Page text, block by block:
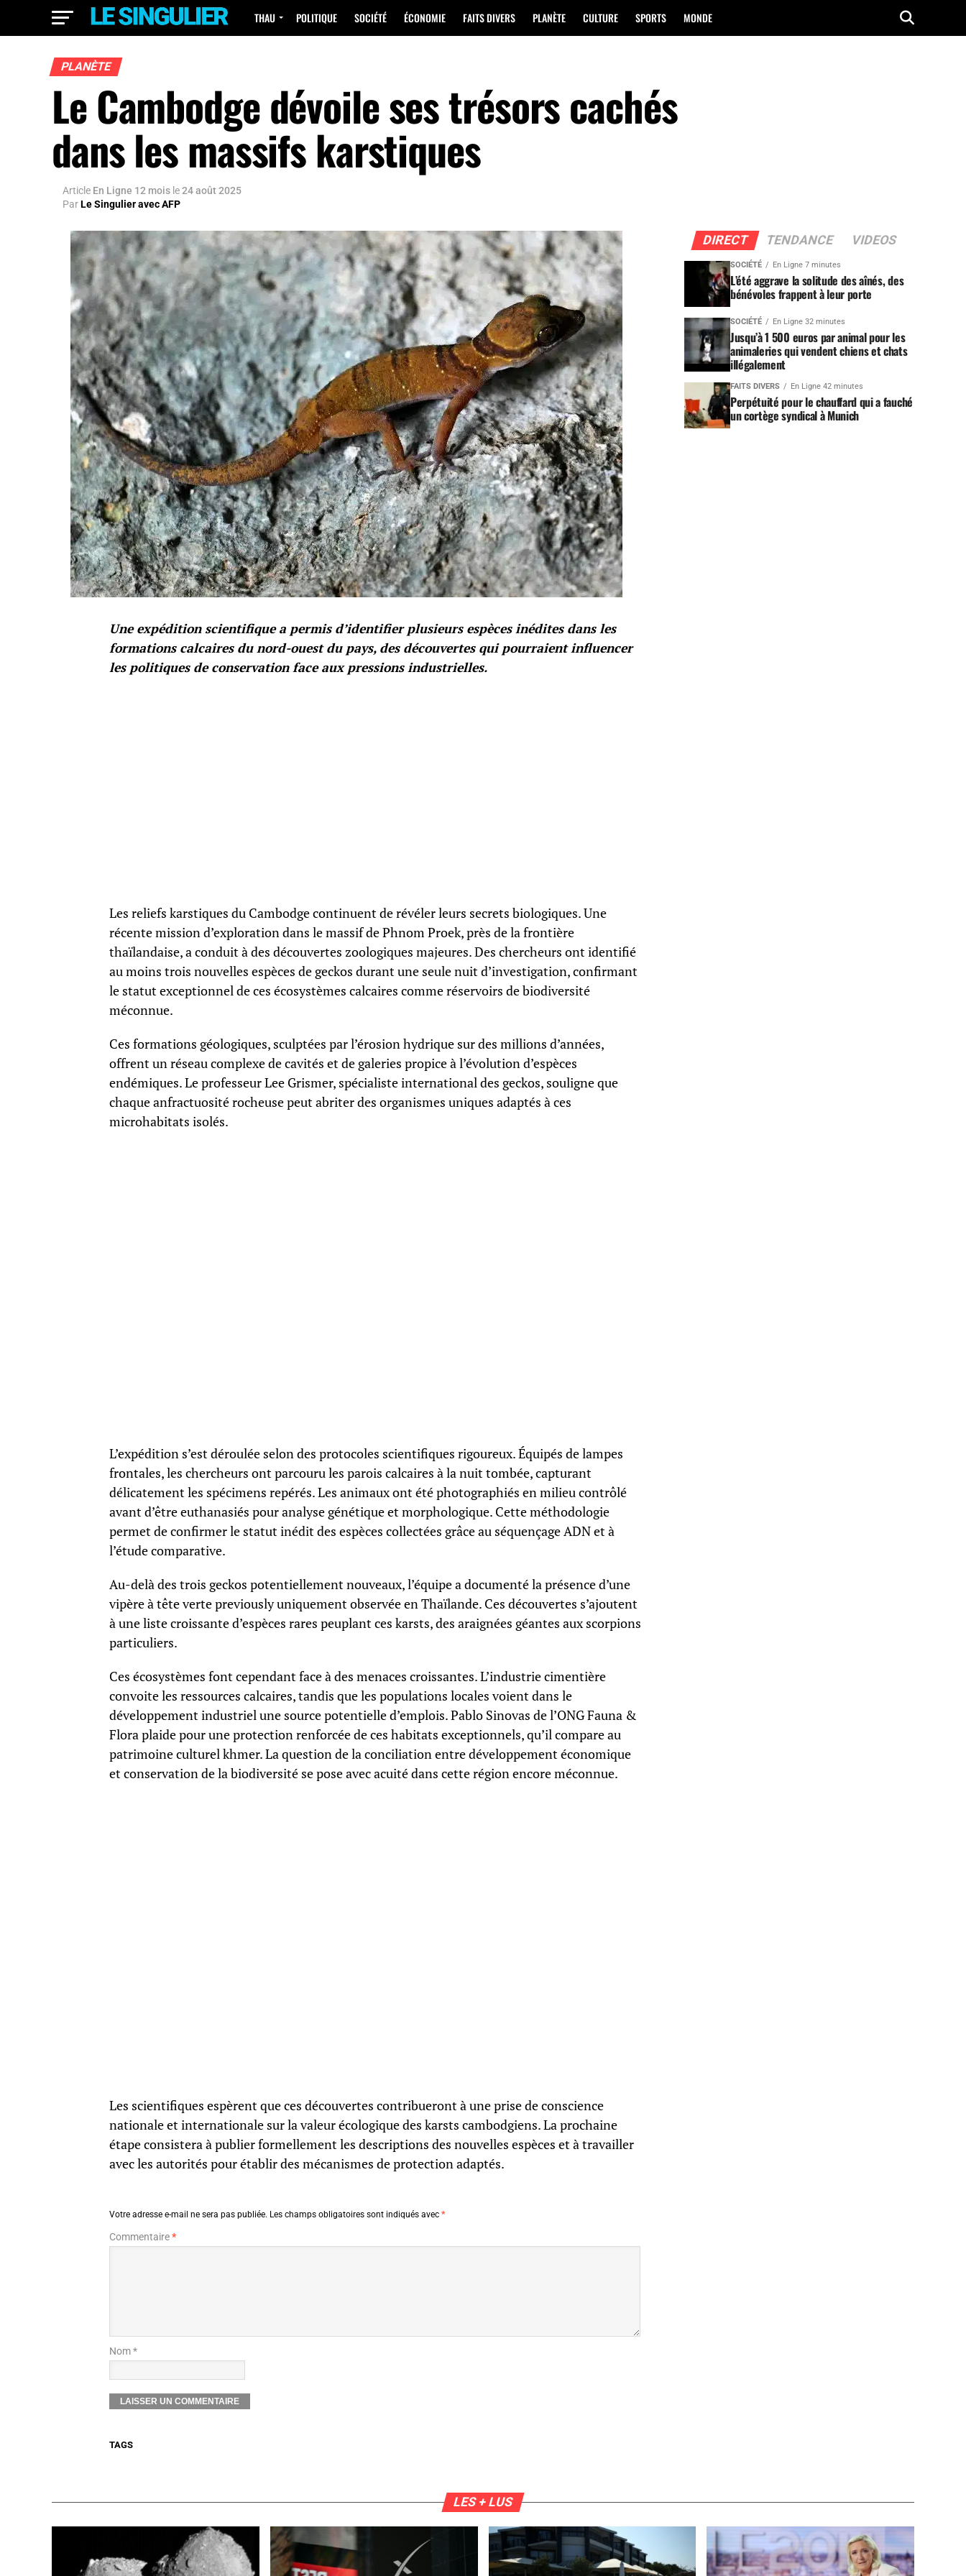
THAU POLITIQUE SOCIÉTÉ ÉCONOMIE FAITS DIVERS PLANÈTE CULTURE SPORTS MONDE
PLANÈTE
Le Cambodge dévoile ses trésors cachés
dans les massifs karstiques
Article En Ligne 12 mois le24 août 2025
ParLe Singulier avec AFP
Une expédition scientifique a permis d’identifier plusieurs espèces inédites dans les
formations calcaires du nord-ouest du pays, des découvertes qui pourraient influencer
les politiques de conservation face aux pressions industrielles.
Les reliefs karstiques du Cambodge continuent de révéler leurs secrets biologiques. Une
récente mission d’exploration dans le massif de Phnom Proek, près de la frontière
thaïlandaise, a conduit à des découvertes zoologiques majeures. Des chercheurs ont identifié
au moins trois nouvelles espèces de geckos durant une seule nuit d’investigation, confirmant
le statut exceptionnel de ces écosystèmes calcaires comme réservoirs de biodiversité
méconnue.
Ces formations géologiques, sculptées par l’érosion hydrique sur des millions d’années,
offrent un réseau complexe de cavités et de galeries propice à l’évolution d’espèces
endémiques. Le professeur Lee Grismer, spécialiste international des geckos, souligne que
chaque anfractuosité rocheuse peut abriter des organismes uniques adaptés à ces
microhabitats isolés.
L’expédition s’est déroulée selon des protocoles scientifiques rigoureux. Équipés de lampes
frontales, les chercheurs ont parcouru les parois calcaires à la nuit tombée, capturant
délicatement les spécimens repérés. Les animaux ont été photographiés en milieu contrôlé
avant d’être euthanasiés pour analyse génétique et morphologique. Cette méthodologie
permet de confirmer le statut inédit des espèces collectées grâce au séquençage ADN et à
l’étude comparative.
Au-delà des trois geckos potentiellement nouveaux, l’équipe a documenté la présence d’une
vipère à tête verte previously uniquement observée en Thaïlande. Ces découvertes s’ajoutent
à une liste croissante d’espèces rares peuplant ces karsts, des araignées géantes aux scorpions
particuliers.
Ces écosystèmes font cependant face à des menaces croissantes. L’industrie cimentière
convoite les ressources calcaires, tandis que les populations locales voient dans le
développement industriel une source potentielle d’emplois. Pablo Sinovas de l’ONG Fauna &
Flora plaide pour une protection renforcée de ces habitats exceptionnels, qu’il compare au
patrimoine culturel khmer. La question de la conciliation entre développement économique
et conservation de la biodiversité se pose avec acuité dans cette région encore méconnue.
Les scientifiques espèrent que ces découvertes contribueront à une prise de conscience
nationale et internationale sur la valeur écologique des karsts cambodgiens. La prochaine
étape consistera à publier formellement les descriptions des nouvelles espèces et à travailler
avec les autorités pour établir des mécanismes de protection adaptés.
Votre adresse e-mail ne sera pas publiée. Les champs obligatoires sont indiqués avec *
Commentaire*
Nom *
TAGS
DIRECT TENDANCE VIDEOS
SOCIÉTÉ En Ligne 7 minutes
L’été aggrave la solitude des aînés, des
bénévoles frappent à leur porte
SOCIÉTÉ En Ligne 32 minutes
Jusqu’à 1 500 euros par animal pour les
animaleries qui vendent chiens et chats
illégalement
FAITS DIVERS En Ligne 42 minutes
Perpétuité pour le chauffard qui a fauché
un cortège syndical à Munich
LES + LUS